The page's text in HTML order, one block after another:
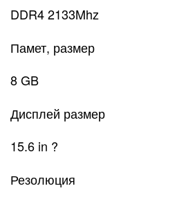
DDR4 2133Mhz
Памет, размер
8 GB
Дисплей размер
15.6 in ?
Резолюция